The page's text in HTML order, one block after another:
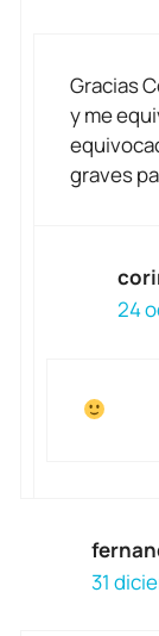
Gracias
y me
graves
24
31